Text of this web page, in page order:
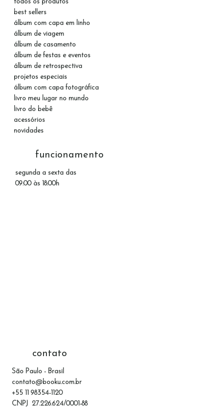
contato
São Paulo - Brasil
contato@booku.com.br
+55 11 98354-1120
CNPJ 27.226.624/0001-88
todos os produtos
best sellers
álbum com capa em linho
álbum de viagem
álbum de casamento
álbum de festas e eventos
álbum de retrospectiva
projetos especiais
álbum com capa fotográfica
livro meu lugar no mundo
livro do bebê
acessórios
novidades
funcionamento
segunda a sexta das
09:00 às 18:00h